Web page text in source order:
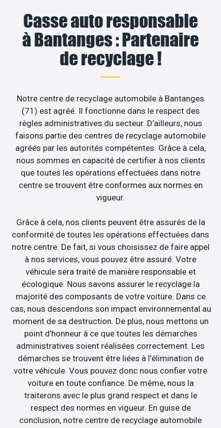
Casse auto responsable
à Bantanges : Partenaire
de recyclage !
Notre centre de recyclage automobile à Bantanges
(71) est agréé. Il fonctionne dans le respect des
règles administratives du secteur. D’ailleurs, nous
faisons partie des centres de recyclage automobile
agréés par les autorités compétentes. Grâce à cela,
nous sommes en capacité de certifier à nos clients
que toutes les opérations effectuées dans notre
centre se trouvent être conformes aux normes en
vigueur.
Grâce à cela, nos clients peuvent être assurés de la
conformité de toutes les opérations effectuées dans
notre centre. De fait, si vous choisissez de faire appel
à nos services, vous pouvez être assuré. Votre
véhicule sera traité de manière responsable et
écologique. Nous savons assurer le recyclage la
majorité des composants de votre voiture. Dans ce
cas, nous descendons son impact environnemental au
moment de sa destruction. De plus, nous mettons un
point d’honneur à ce que toutes les démarches
administratives soient réalisées correctement. Les
démarches se trouvent être liées à l’élimination de
votre véhicule. Vous pouvez donc nous confier votre
voiture en toute confiance. De même, nous la
traiterons avec le plus grand respect et dans le
respect des normes en vigueur. En guise de
conclusion, notre centre de recyclage automobile